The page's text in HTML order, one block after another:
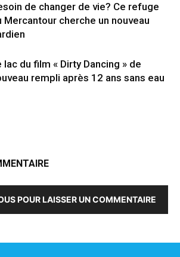
de changer de vie? Ce refuge
Mercantour cherche un nouveau
lac du film « Dirty Dancing » de
rempli après 12 ans sans eau
POUR LAISSER UN COMMENTAIRE